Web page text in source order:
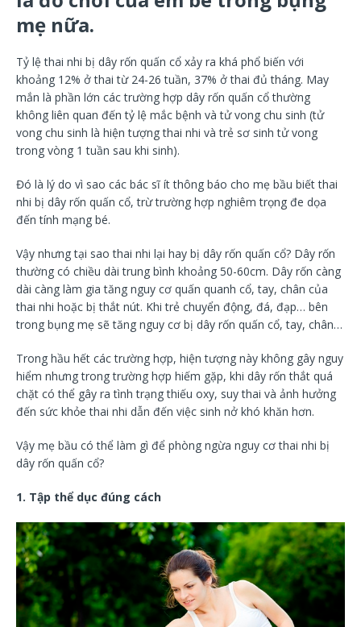
mẹ nữa.
Tỷ lệ thai nhi bị dây rốn quấn cổ xảy ra khá phổ biến với
khoảng 12% ở thai từ 24-26 tuần, 37% ở thai đủ tháng. May
mắn là phần lớn các trường hợp dây rốn quấn cổ thường
không liên quan đến tỷ lệ mắc bệnh và tử vong chu sinh (tử
vong chu sinh là hiện tượng thai nhi và trẻ sơ sinh tử vong
trong vòng 1 tuần sau khi sinh).
Đó là lý do vì sao các bác sĩ ít thông báo cho mẹ bầu biết thai
nhi bị dây rốn quấn cổ, trừ trường hợp nghiêm trọng đe dọa
đến tính mạng bé.
Vậy nhưng tại sao thai nhi lại hay bị dây rốn quấn cổ? Dây rốn
thường có chiều dài trung bình khoảng 50-60cm. Dây rốn càng
dài càng làm gia tăng nguy cơ quấn quanh cổ, tay, chân của
thai nhi hoặc bị thắt nút. Khi trẻ chuyển động, đá, đạp… bên
trong bụng mẹ sẽ tăng nguy cơ bị dây rốn quấn cổ, tay, chân…
Trong hầu hết các trường hợp, hiện tượng này không gây nguy
hiểm nhưng trong trường hợp hiếm gặp, khi dây rốn thắt quá
chặt có thể gây ra tình trạng thiếu oxy, suy thai và ảnh hưởng
đến sức khỏe thai nhi dẫn đến việc sinh nở khó khăn hơn.
Vậy mẹ bầu có thể làm gì để phòng ngừa nguy cơ thai nhi bị
dây rốn quấn cổ?
1. Tập thể dục đúng cách